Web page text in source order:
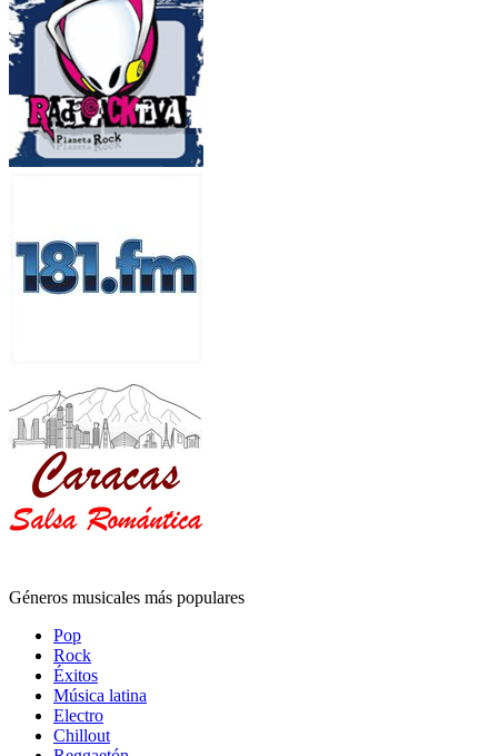
Géneros musicales más populares
Pop
Rock
Éxitos
Música latina
Electro
Chillout